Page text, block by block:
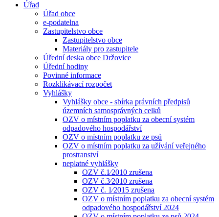
Úřad
Úřad obce
e-podatelna
Zastupitelstvo obce
Zastupitelstvo obce
Materiály pro zastupitele
Úřední deska obce Držovice
Úřední hodiny
Povinné informace
Rozklikávací rozpočet
Vyhlášky
Vyhlášky obce - sbírka právních předpisů
územních samosprávných celků
OZV o místním poplatku za obecní systém
odpadového hospodářství
OZV o místním poplatku ze psů
OZV o místním poplatku za užívání veřejného
prostranství
neplatné vyhlášky
OZV č.1⁄2010 zrušena
OZV č.3⁄2010 zrušena
OZV č. 1⁄2015 zrušena
OZV o místním poplatku za obecní systém
odpadového hospodářství 2024